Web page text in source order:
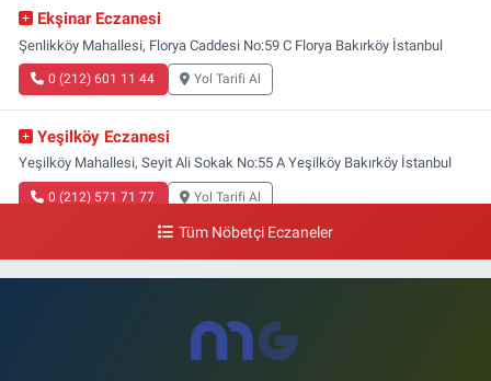
Ekşinar Eczanesi
Şenlikköy Mahallesi, Florya Caddesi No:59 C Florya Bakırköy İstanbul
0 (212) 601 11 44 Yol Tarifi Al
Yeşilköy Eczanesi
Yeşilköy Mahallesi, Seyit Ali Sokak No:55 A Yeşilköy Bakırköy İstanbul
0 (212) 571 71 77 Yol Tarifi Al
Ataköy 3-4-11. Kısım Mahallesi, Dr.Remzi Kazancıgil Caddesi No:12
Yol Tarifi Al
Tüm Nöbetçi Eczaneler